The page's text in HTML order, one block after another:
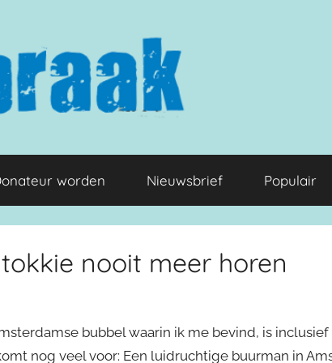
worden Nieuwsbrief Populair
nooit meer horen
bubbel waarin ik me bevind, is
nog veel voor: Een luidruchtige buurman in